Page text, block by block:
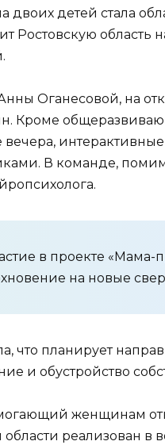
двоих детей стала
Ростовскую область
Оганесовой, на
Кроме
вечера,
В команде,
в проекте
на новые
что планирует
и обустройство
женщинам
области реализован в